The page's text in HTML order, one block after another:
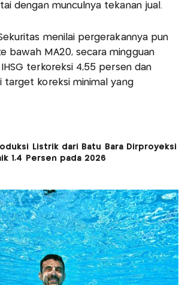
dengan munculnya tekanan jual.
menilai pergerakannya pun
bawah MA20, secara mingguan
terkoreksi 4,55 persen dan
target koreksi minimal yang
Listrik dari Batu Bara Dirproyeksi
1,4 Persen pada 2026